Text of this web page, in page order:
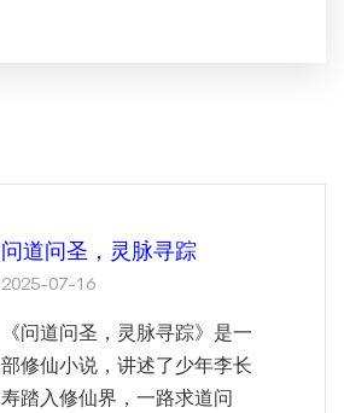
问道问圣，灵脉寻踪
2025-07-16
《问道问圣，灵脉寻踪》是一
部修仙小说，讲述了少年李长
寿踏入修仙界，一路求道问